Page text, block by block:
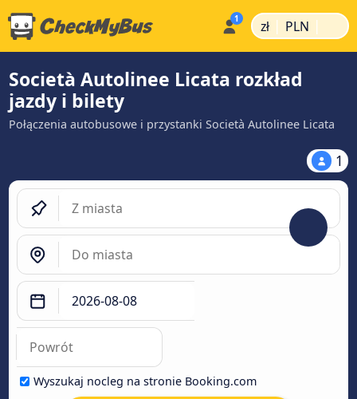
zł | PLN |
Società Autolinee Licata rozkład
jazdy i bilety
Połączenia autobusowe i przystanki Società Autolinee Licata
1
Wyszukaj nocleg na stronie Booking.com